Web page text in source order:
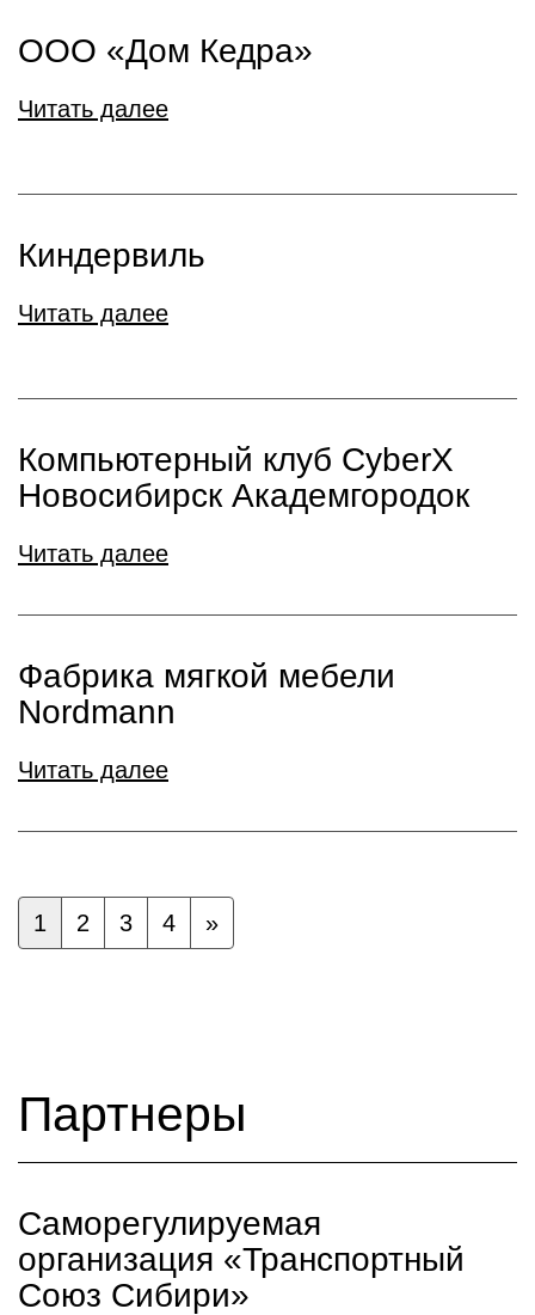
ООО «Дом Кедра»
Читать далее
Киндервиль
Читать далее
Компьютерный клуб CyberX
Новосибирск Академгородок
Читать далее
Фабрика мягкой мебели
Nordmann
Читать далее
1 2 3 4 »
Партнеры
Саморегулируемая
организация «Транспортный
Союз Сибири»